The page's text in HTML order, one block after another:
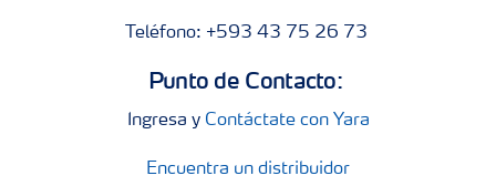
Teléfono: +593 43 75 26 73
Punto de Contacto:
Ingresa y Contáctate con Yara
Encuentra un distribuidor